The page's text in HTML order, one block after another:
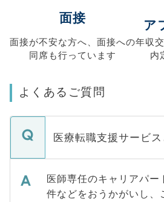
面接
面接が不安な方へ、 面接への
同席も行っています
ア
年収
内
よくあるご質問
医療転職支援サービス
医師専任のキャリアパー
件などをおうかがいし、